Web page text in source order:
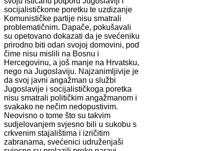
socijalističkome poretku te uzdizanje
Komunističke partije nisu smatrali
problematičnim. Dapače, pokušavali
su opetovano dokazati da je svećeniku
prirodno biti odan svojoj domovini, pod
čime nisu mislili na Bosnu i
Hercegovinu, a još manje na Hrvatsku,
nego na Jugoslaviju. Najzanimljivije je
da svoj javni angažman u službi
Jugoslavije i socijalističkoga poretka
nisu smatrali političkim angažmanom i
svakako ne nečim nedopustivim.
Neovisno o tome što su takvim
sudjelovanjem svjesno bili u sukobu s
crkvenim stajalištima i izričitim
zabranama, svećenici udruženjaši